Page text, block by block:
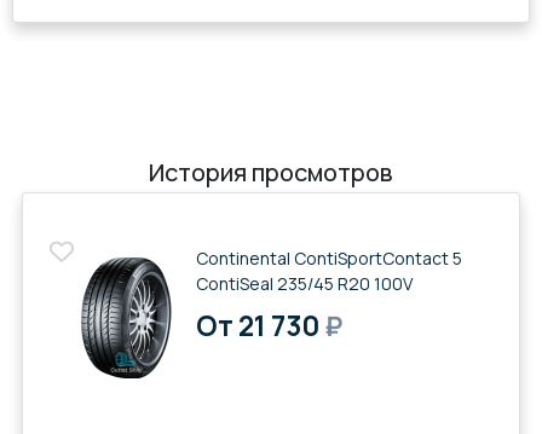
История просмотров
Continental ContiSportContact 5
ContiSeal 235/45 R20 100V
От 21 730₽